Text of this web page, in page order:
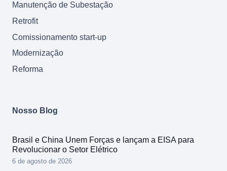
Manutenção de Subestação
Retrofit
Comissionamento start-up
Modernização
Reforma
Nosso Blog
Brasil e China Unem Forças e lançam a EISA para
Revolucionar o Setor Elétrico
6 de agosto de 2026